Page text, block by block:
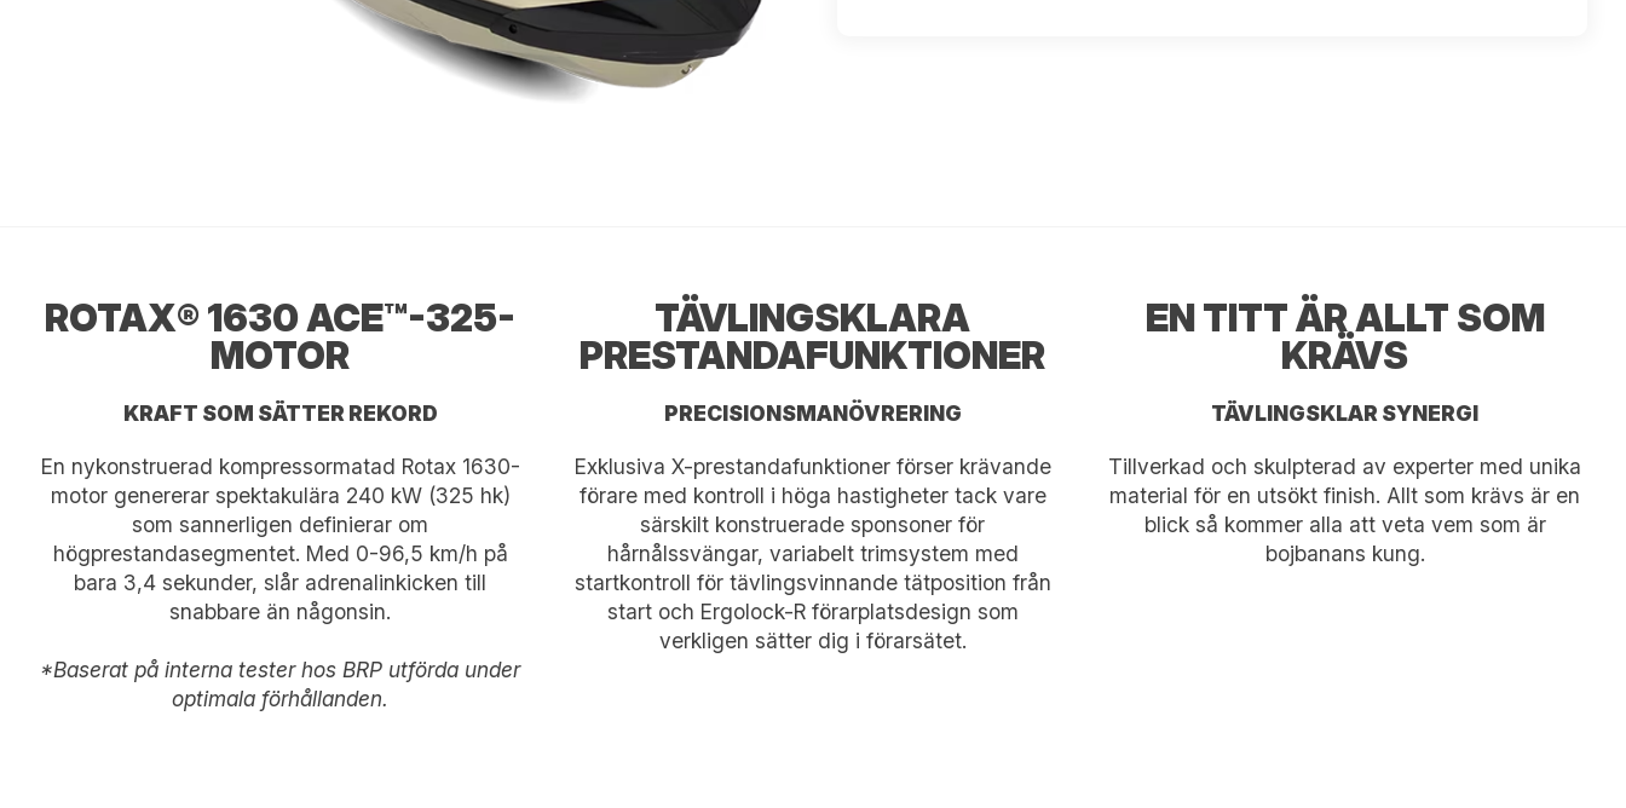
ROTAX® 1630 ACE™-325-
MOTOR
KRAFT SOM SÄTTER REKORD
En nykonstruerad kompressormatad Rotax 1630-
motor genererar spektakulära 240 kW (325 hk)
som sannerligen definierar om
högprestandasegmentet. Med 0-96,5 km/h på
bara 3,4 sekunder, slår adrenalinkicken till
snabbare än någonsin.
*Baserat på interna tester hos BRP utförda under
optimala förhållanden.
TÄVLINGSKLARA
PRESTANDAFUNKTIONER
PRECISIONSMANÖVRERING
Exklusiva X-prestandafunktioner förser krävande
förare med kontroll i höga hastigheter tack vare
särskilt konstruerade sponsoner för
hårnålssvängar, variabelt trimsystem med
startkontroll för tävlingsvinnande tätposition från
start och Ergolock-R förarplatsdesign som
verkligen sätter dig i förarsätet.
EN TITT ÄR ALLT SOM
KRÄVS
TÄVLINGSKLAR SYNERGI
Tillverkad och skulpterad av experter med unika
material för en utsökt finish. Allt som krävs är en
blick så kommer alla att veta vem som är
bojbanans kung.